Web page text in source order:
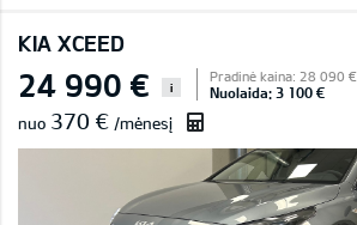
KIA XCEED
24 990 € i
Pradinė kaina: 28 090 €
Nuolaida: 3 100 €
nuo 370 € /mėnesį